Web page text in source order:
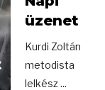
üzenet
Kurdi Zoltán
metodista
lelkész ...